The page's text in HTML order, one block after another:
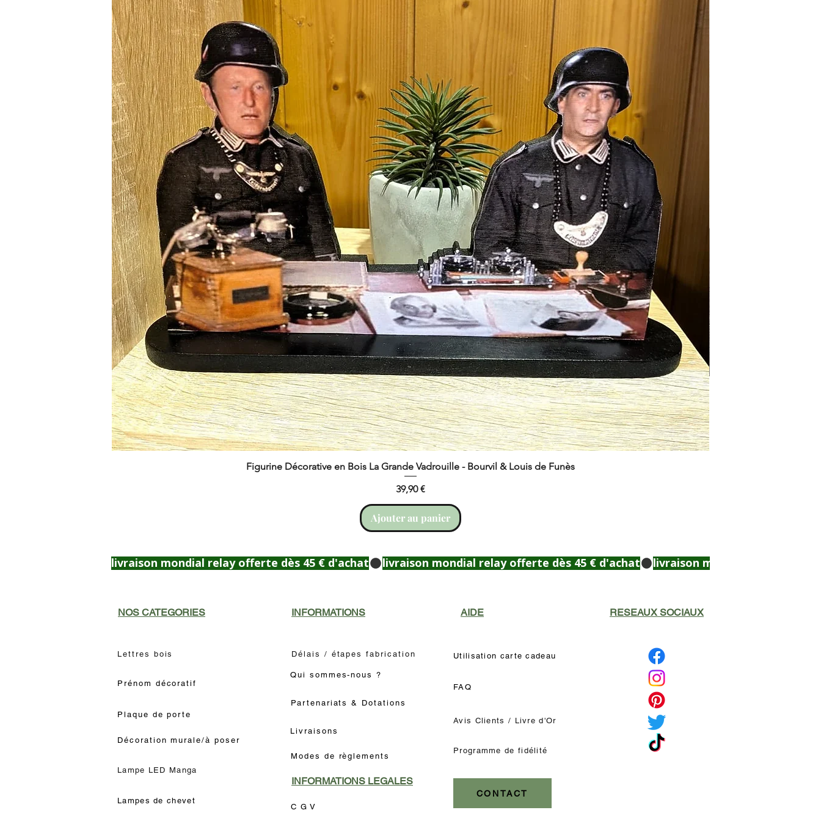
Figurine Décorative en Bois La Grande Vadrouille - Bourvil & Louis de Funès
Prix
39,90 €
Ajouter au panier
livraison mondial relay offerte dès 45 € d'achat
NOS CATEGORIES
Lettres bois
Prénom décoratif
Plaque de porte
Décoration murale/à poser
Lampe LED Manga
Lampes de chevet
INFORMATIONS
Délais / étapes fabrication
Qui sommes-nous ?
Partenariats & Dotations
Livraisons
Modes de règlements
INFORMATIONS LEGALES
C G V
AIDE
Utilisation carte cadeau
FAQ
Avis Clients / Livre d'Or
Programme de fidélité
CONTACT
RESEAUX SOCIAUX